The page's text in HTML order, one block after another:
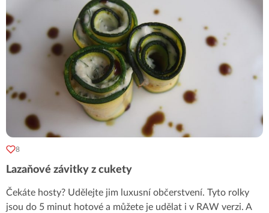
8
Lazaňové závitky z cukety
Čekáte hosty? Udělejte jim luxusní občerstvení. Tyto rolky
jsou do 5 minut hotové a můžete je udělat i v RAW verzi. A